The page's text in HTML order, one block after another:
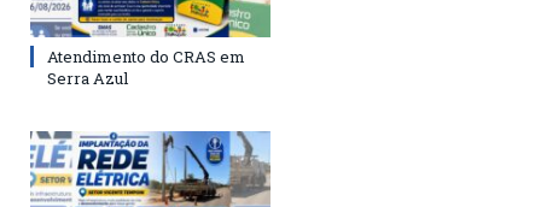
Atendimento do CRAS em
Serra Azul